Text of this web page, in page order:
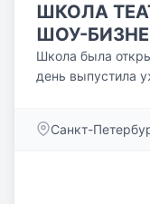
ШКОЛА
ШОУ-
Школа была
день выпустила уже
подходе к
обучения,
Санкт-